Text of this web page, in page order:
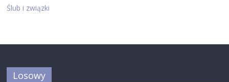
Ślub i związki
Losowy